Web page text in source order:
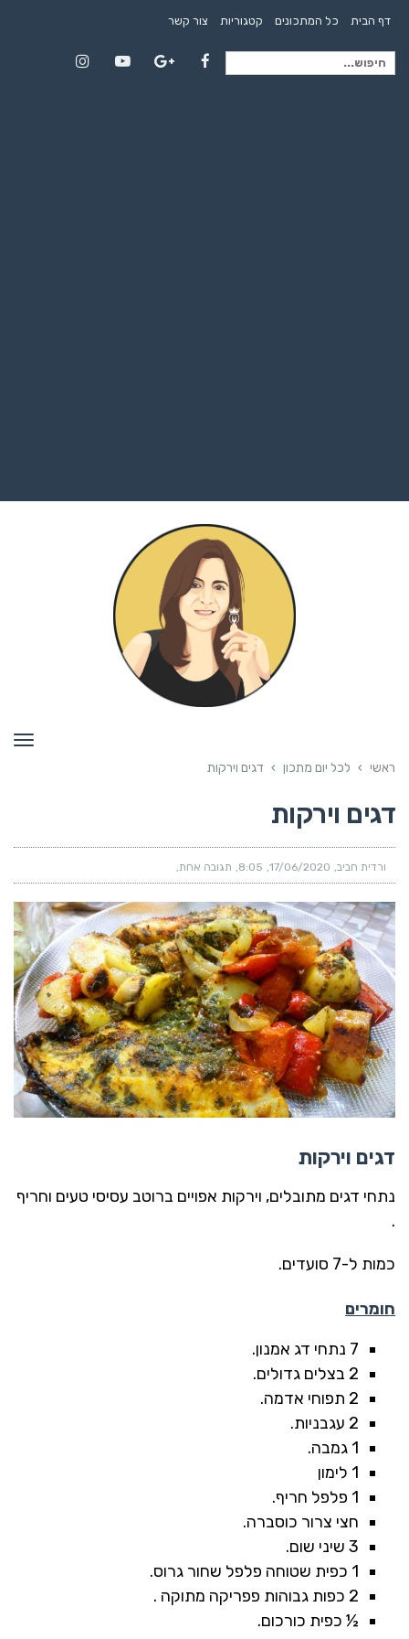
דף הבית כל המתכונים קטגוריות צור קשר
חיפוש
ראשי › לכל יום מתכון › דגים וירקות
דגים וירקות
ורדית חביב 17/06/2020
8:05 תגובה אחת
דגים וירקות
נתחי דגים מתובלים, וירקות אפויים ברוטב עסיסי טעים וחריף
.
כמות ל-7 סועדים.
חומרים
7 נתחי דג אמנון.
2 בצלים גדולים.
2 תפוחי אדמה.
2 עגבניות.
1 גמבה.
1 לימון
1 פלפל חריף.
חצי צרור כוסברה.
3 שיני שום.
1 כפית שטוחה פלפל שחור גרוס.
2 כפות גבוהות פפריקה מתוקה .
½ כפית כורכום.